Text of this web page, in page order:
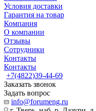
Условия доставки
Гарантия на товар
Компания
О компании
Отзывы
Сотрудники
Контакты
Контакты
+7(4822)39-44-69
Заказать звонок
Задать вопрос
info@forumeng.ru